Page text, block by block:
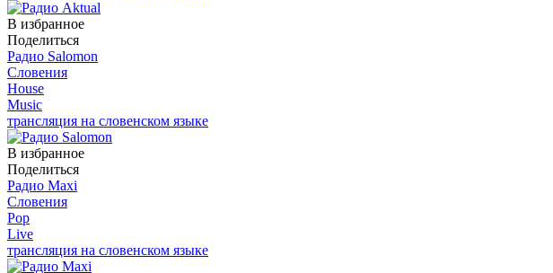
В избранное
Поделиться
Радио Salomon
Словения
House
Music
трансляция на словенском языке
В избранное
Поделиться
Радио Maxi
Словения
Pop
Live
трансляция на словенском языке